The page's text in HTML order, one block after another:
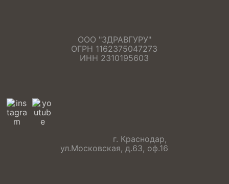
ООО "ЗДРАВГУРУ"
ОГРН 1162375047273
ИНН 2310195603
г. Краснодар,
ул.Московская, д.63, оф.16